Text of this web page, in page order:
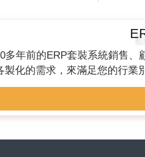
多年前的ERP套裝系統銷售
製化的需求，來滿足您的行業